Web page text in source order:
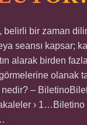
belirli bir zaman
seansı kapsar;
alarak birden
olanak
–
› 1…Biletino